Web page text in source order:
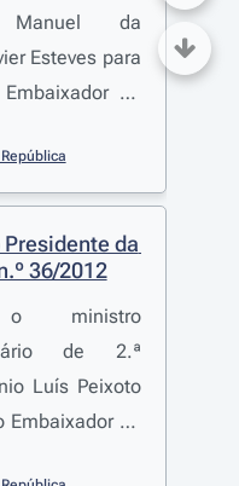
Manuel da
Esteves para
de
da
36/2012
o ministro
de 2.ª
Luís Peixoto
Embaixador de
residente em